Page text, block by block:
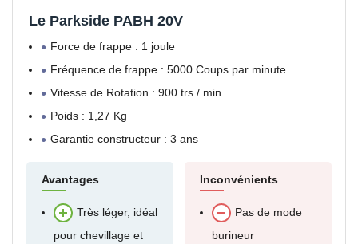
Le Parkside PABH 20V
Force de frappe : 1 joule
Fréquence de frappe : 5000 Coups par minute
Vitesse de Rotation : 900 trs / min
Poids : 1,27 Kg
Garantie constructeur : 3 ans
Avantages
Très léger, idéal
pour chevillage et
Inconvénients
Pas de mode
burineur